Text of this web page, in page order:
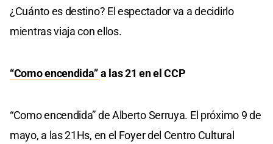
¿Cuánto es destino? El espectador va a decidirlo
mientras viaja con ellos.
“Como encendida”a las 21 en el CCP
“Como encendida” de Alberto Serruya. El próximo 9 de
mayo, a las 21Hs, en el Foyer del Centro Cultural